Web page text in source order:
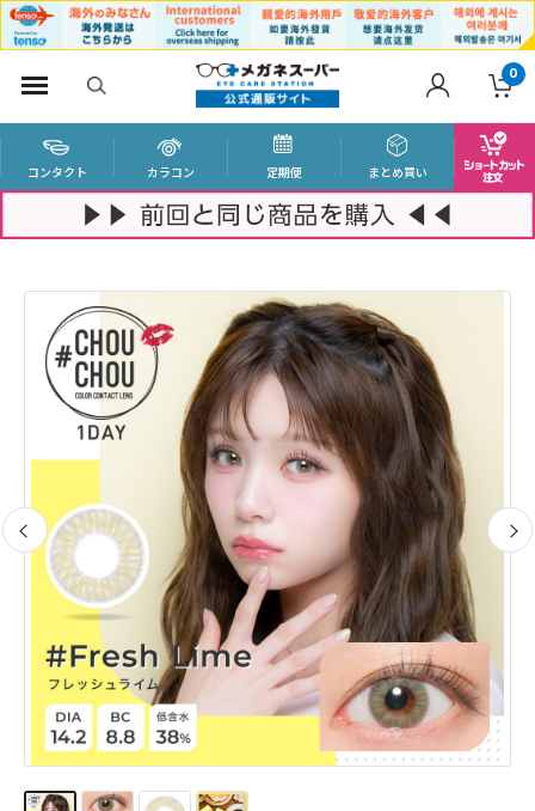
0
コンタクト カラコン 定期便 まとめ買い